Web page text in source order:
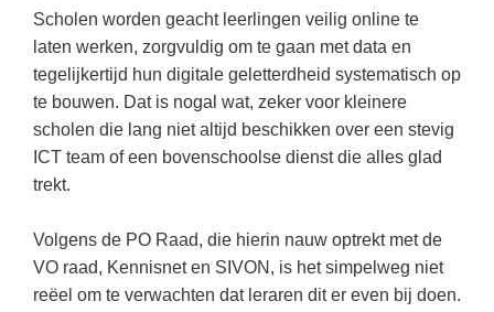
Amersfoort(11)
Lelystad(10)
Maatschappijleer
Muziek
Natuurkunde
Nederlands
Rekenen / Wiskunde
Sociale vaardigheden
Spaans
Biologie
Examentraining
Frans
Geschiedenis
Sociale vaardigheden
Scholen worden geacht leerlingen veilig online te
laten werken, zorgvuldig om te gaan met data en
tegelijkertijd hun digitale geletterdheid systematisch op
te bouwen. Dat is nogal wat, zeker voor kleinere
scholen die lang niet altijd beschikken over een stevig
ICT team of een bovenschoolse dienst die alles glad
trekt.
Volgens de PO Raad, die hierin nauw optrekt met de
VO raad, Kennisnet en SIVON, is het simpelweg niet
reëel om te verwachten dat leraren dit er even bij doen.